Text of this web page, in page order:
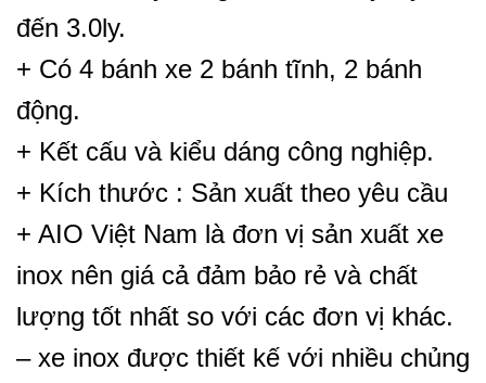
đến 3.0ly.
+ Có 4 bánh xe 2 bánh tĩnh, 2 bánh
động.
+ Kết cấu và kiểu dáng công nghiệp.
+ Kích thước : Sản xuất theo yêu cầu
+ AIO Việt Nam là đơn vị sản xuất xe
inox nên giá cả đảm bảo rẻ và chất
lượng tốt nhất so với các đơn vị khác.
– xe inox được thiết kế với nhiều chủng